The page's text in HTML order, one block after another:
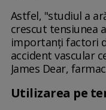
Astfel, "studiul a
crescut tensiunea
importanți factori
accident vascular
James Dear,
Utilizarea pe